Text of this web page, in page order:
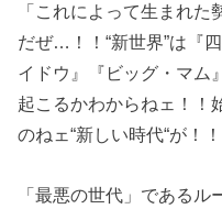
「これによって生まれた
だぜ…！！“新世界”は『
イドウ』『ビッグ・マ
起こるかわからねェ！！
のねェ“新しい時代“が！！
「最悪の世代」である